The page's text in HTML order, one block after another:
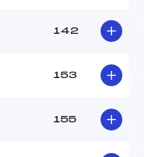
142
153
155